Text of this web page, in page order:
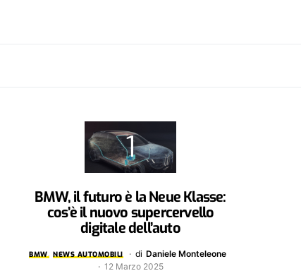
BMW, il futuro è la Neue Klasse:
cos’è il nuovo supercervello
digitale dell’auto
BMW NEWS AUTOMOBILI di Daniele Monteleone
12 Marzo 2025